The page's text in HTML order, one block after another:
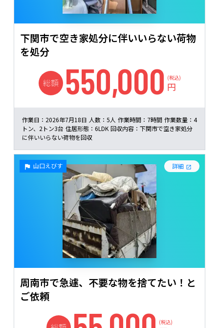
下関市で空き家処分に伴いいらない荷物
を処分
総額 550,000 (税込)
円
作業日： 2026年7月18日 人数： 5人 作業時間： 7時間 作業数量： 4
トン、2トン3台 住居形態： 6LDK 回収内容： 下関市で空き家処分
に伴いいらない荷物を回収
山口えびす 詳細
周南市で急遽、不要な物を捨てたい！と
ご依頼
(税込)